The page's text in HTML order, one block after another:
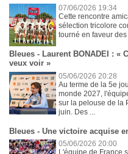
07/06/2026 19:34
Cette rencontre
sélection tricolore
tourné en faveur
Bleues - Laurent BONADEI : «
veux voir »
05/06/2026 20:28
Au terme de la 5e
monde 2027,
sur la pelouse de la
juin. Des ...
Bleues - Une victoire acquise
05/06/2026 20:00